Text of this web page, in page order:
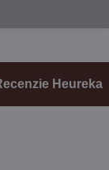
Heureka